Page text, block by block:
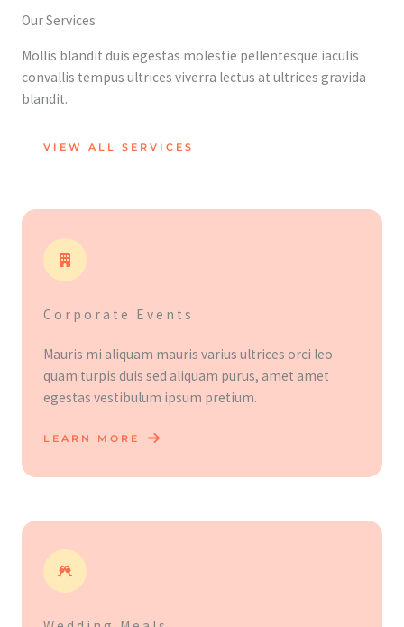
Our Services
Mollis blandit duis egestas molestie pellentesque iaculis
convallis tempus ultrices viverra lectus at ultrices gravida
blandit.
VIEW ALL SERVICES
Corporate Events
Mauris mi aliquam mauris varius ultrices orci leo
quam turpis duis sed aliquam purus, amet amet
egestas vestibulum ipsum pretium.
LEARN MORE